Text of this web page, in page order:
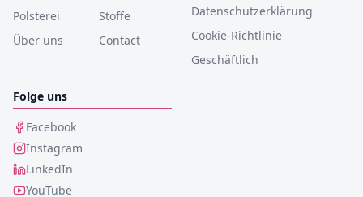
Polsterei
Stoffe
Über uns
Contact
Datenschutzerklärung
Cookie-Richtlinie
Geschäftlich
Folge uns
Facebook
Instagram
LinkedIn
YouTube